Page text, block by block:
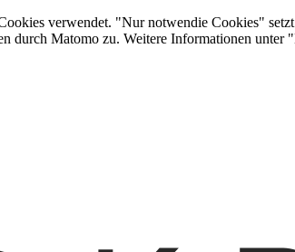
verwendet. "Nur notwendie Cookies"
durch Matomo zu. Weitere Informationen unter